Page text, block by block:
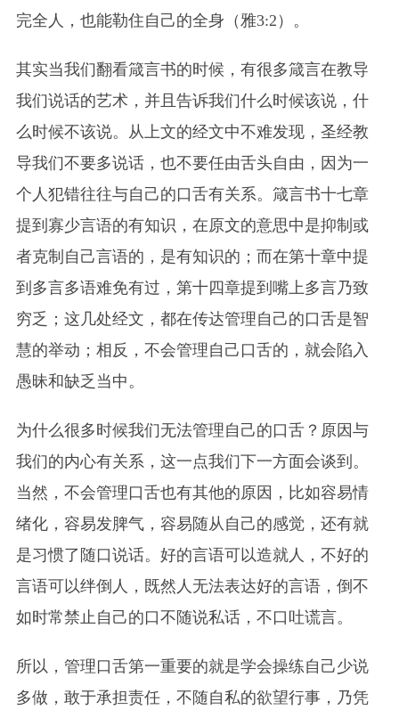
完全人，也能勒住自己的全身（雅3:2）。
其实当我们翻看箴言书的时候，有很多箴言在教导
我们说话的艺术，并且告诉我们什么时候该说，什
么时候不该说。从上文的经文中不难发现，圣经教
导我们不要多说话，也不要任由舌头自由，因为一
个人犯错往往与自己的口舌有关系。箴言书十七章
提到寡少言语的有知识，在原文的意思中是抑制或
者克制自己言语的，是有知识的；而在第十章中提
到多言多语难免有过，第十四章提到嘴上多言乃致
穷乏；这几处经文，都在传达管理自己的口舌是智
慧的举动；相反，不会管理自己口舌的，就会陷入
愚昧和缺乏当中。
为什么很多时候我们无法管理自己的口舌？原因与
我们的内心有关系，这一点我们下一方面会谈到。
当然，不会管理口舌也有其他的原因，比如容易情
绪化，容易发脾气，容易随从自己的感觉，还有就
是习惯了随口说话。好的言语可以造就人，不好的
言语可以绊倒人，既然人无法表达好的言语，倒不
如时常禁止自己的口不随说私话，不口吐谎言。
所以，管理口舌第一重要的就是学会操练自己少说
多做，敢于承担责任，不随自私的欲望行事，乃凭